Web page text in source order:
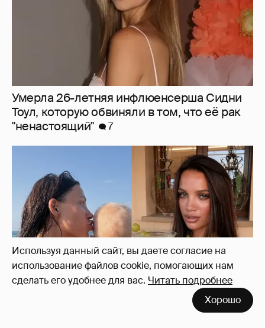
Используя данный сайт, вы даете согласие на
использование файлов cookie, помогающих нам
сделать его удобнее для вас. Читать подробнее
Хорошо
Экскурсия на винодельню и йога: жена
владельца "Эксмо" Инесса Шевчук
отдыхает с детьми в Италии
22